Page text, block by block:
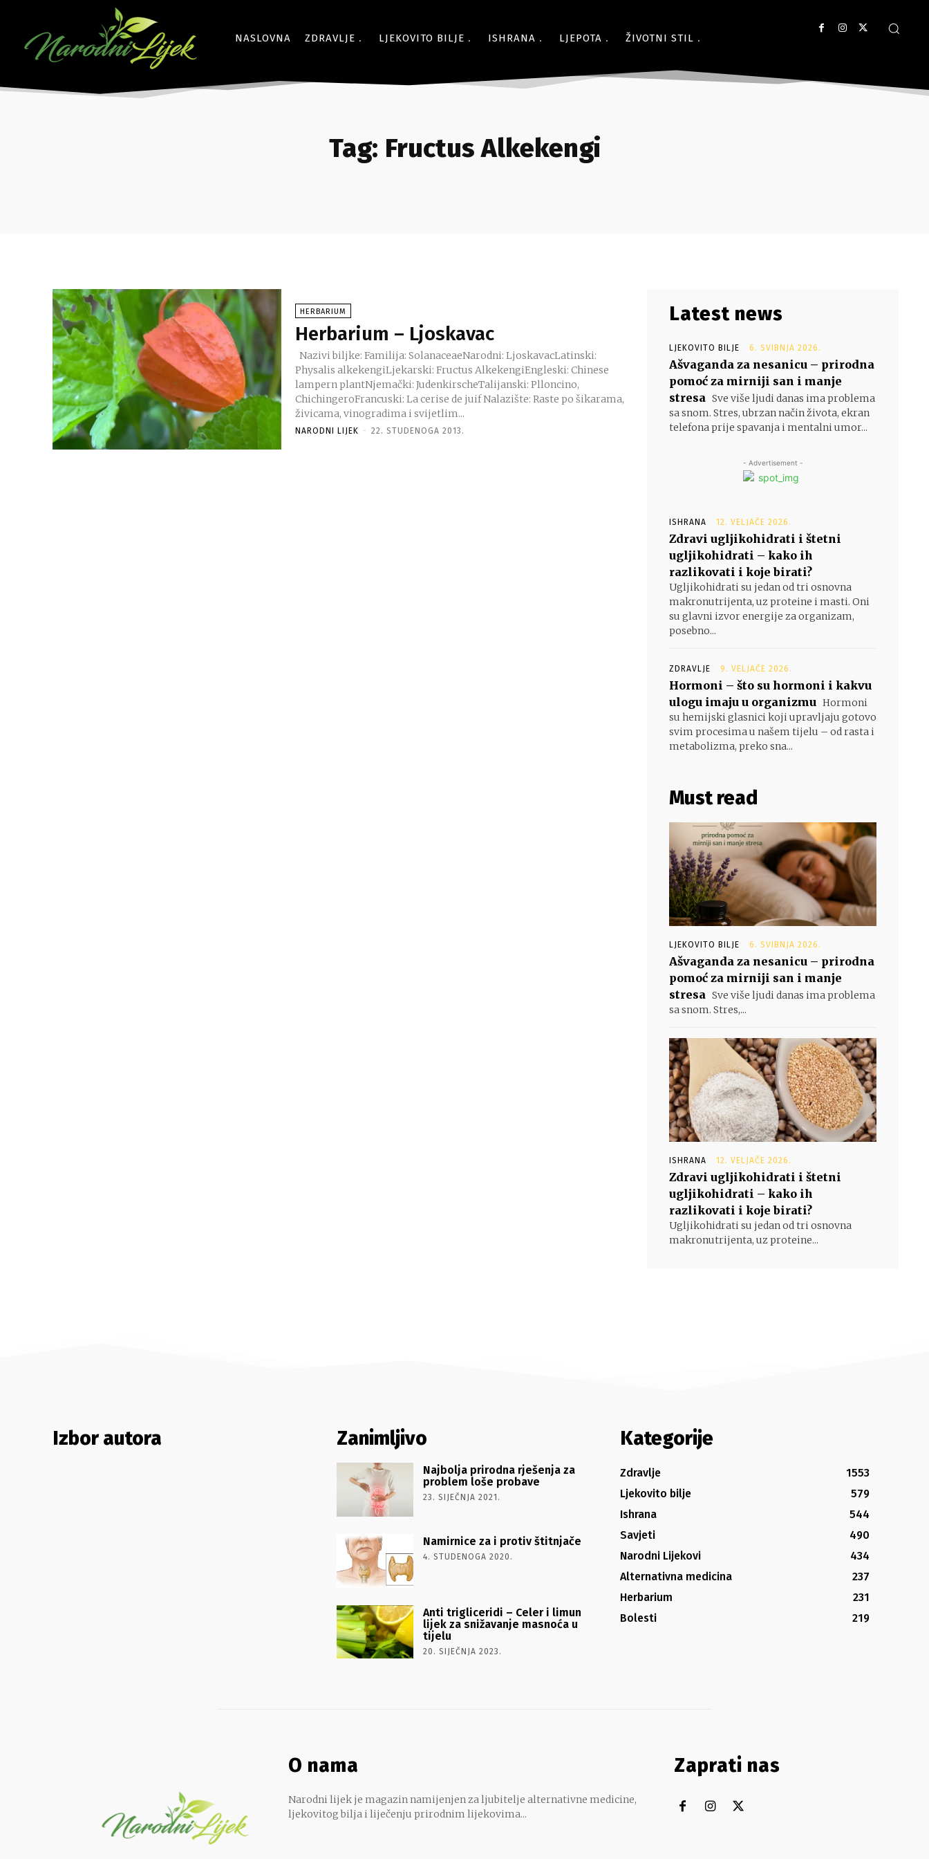
NASLOVNA ZDRAVLJE LJEKOVITO BILJE ISHRANA LJEPOTA ŽIVOTNI STIL
Tag: Fructus Alkekengi
HERBARIUM
Herbarium – Ljoskavac
Nazivi biljke: Familija: SolanaceaeNarodni: LjoskavacLatinski:
Physalis alkekengiLjekarski: Fructus AlkekengiEngleski: Chinese
lampern plantNjemački: JudenkirscheTalijanski: Plloncino,
ChichingeroFrancuski: La cerise de juif Nalazište: Raste po šikarama,
živicama, vinogradima i svijetlim...
NARODNI LIJEK - 22. STUDENOGA 2013.
Latest news
LJEKOVITO BILJE 6. SVIBNJA 2026.
Ašvaganda za nesanicu – prirodna
pomoć za mirniji san i manje
stresa Sve više ljudi danas ima problema
sa snom. Stres, ubrzan način života, ekran
telefona prije spavanja i mentalni umor...
- Advertisement -
ISHRANA 12. VELJAČE 2026.
Zdravi ugljikohidrati i štetni
ugljikohidrati – kako ih
razlikovati i koje birati?
Ugljikohidrati su jedan od tri osnovna
makronutrijenta, uz proteine i masti. Oni
su glavni izvor energije za organizam,
posebno...
ZDRAVLJE 9. VELJAČE 2026.
Hormoni – što su hormoni i kakvu
ulogu imaju u organizmu Hormoni
su hemijski glasnici koji upravljaju gotovo
svim procesima u našem tijelu – od rasta i
metabolizma, preko sna...
Must read
LJEKOVITO BILJE 6. SVIBNJA 2026.
Ašvaganda za nesanicu – prirodna
pomoć za mirniji san i manje
stresa Sve više ljudi danas ima problema
sa snom. Stres,...
ISHRANA 12. VELJAČE 2026.
Zdravi ugljikohidrati i štetni
ugljikohidrati – kako ih
razlikovati i koje birati?
Ugljikohidrati su jedan od tri osnovna
makronutrijenta, uz proteine...
Izbor autora Zanimljivo
Najbolja prirodna rješenja za
problem loše probave
23. SIJEČNJA 2021.
Namirnice za i protiv štitnjače
4. STUDENOGA 2020.
Anti trigliceridi – Celer i limun
lijek za snižavanje masnoća u
tijelu
20. SIJEČNJA 2023.
Kategorije
Zdravlje
1553
Ljekovito bilje
579
Ishrana
544
Savjeti
490
Narodni Lijekovi
434
Alternativna medicina
237
Herbarium
231
Bolesti
219
O nama
Narodni lijek je magazin namijenjen za ljubitelje alternativne medicine,
ljekovitog bilja i liječenju prirodnim lijekovima...
Zaprati nas